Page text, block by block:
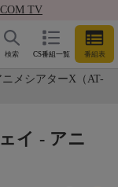
TV
CS番組一覧 番組表
検索
メシアターX（AT-
イ - アニ